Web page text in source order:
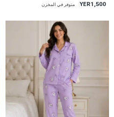
YER1,500 متوفر في المخزن